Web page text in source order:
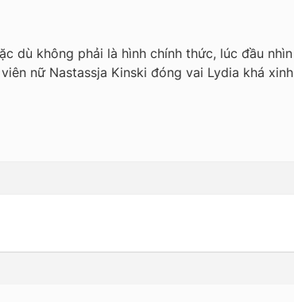
dù không phải là hình chính thức, lúc đầu
nữ Nastassja Kinski đóng vai Lydia khá